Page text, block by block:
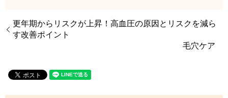
更年期からリスクが上昇！高血圧の原因とリスクを減ら
す改善ポイント
毛穴ケア